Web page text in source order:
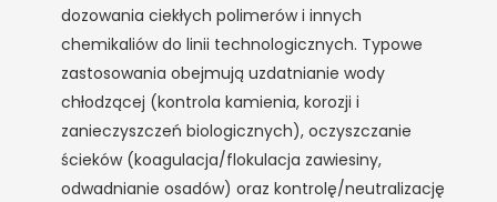
dozowania ciekłych polimerów i innych
chemikaliów do linii technologicznych. Typowe
zastosowania obejmują uzdatnianie wody
chłodzącej (kontrola kamienia, korozji i
zanieczyszczeń biologicznych), oczyszczanie
ścieków (koagulacja/flokulacja zawiesiny,
odwadnianie osadów) oraz kontrolę/neutralizację